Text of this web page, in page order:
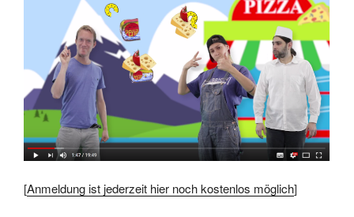
[Anmeldung ist jederzeit hier noch kostenlos möglich]